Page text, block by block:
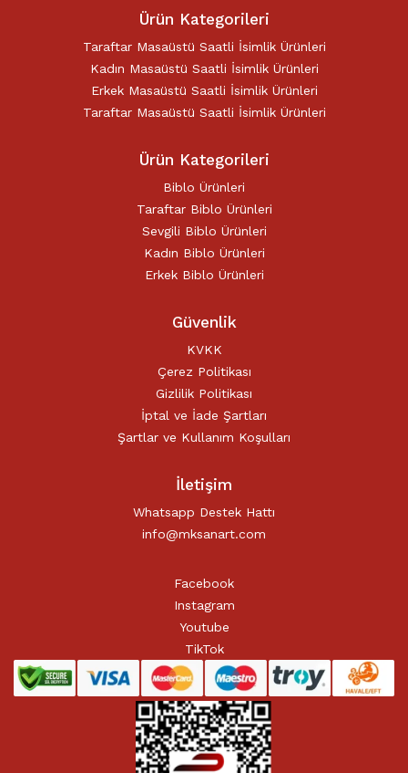
Ürün Kategorileri
Taraftar Masaüstü Saatli İsimlik Ürünleri
Kadın Masaüstü Saatli İsimlik Ürünleri
Erkek Masaüstü Saatli İsimlik Ürünleri
Taraftar Masaüstü Saatli İsimlik Ürünleri
Ürün Kategorileri
Biblo Ürünleri
Taraftar Biblo Ürünleri
Sevgili Biblo Ürünleri
Kadın Biblo Ürünleri
Erkek Biblo Ürünleri
Güvenlik
KVKK
Çerez Politikası
Gizlilik Politikası
İptal ve İade Şartları
Şartlar ve Kullanım Koşulları
İletişim
Whatsapp Destek Hattı
info@mksanart.com
Facebook
Instagram
Youtube
TikTok